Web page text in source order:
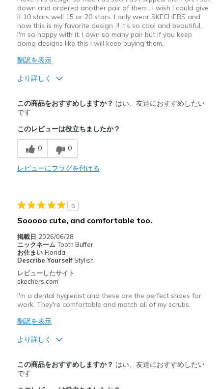
down and ordered another pair of them . I wish I could give
it 10 stars well 15 or 20 stars. I only wear SKECHERS and
now this is my favorite design .!! it's so cool and beautiful,
I'm so happy with it. I own so many pair but if you keep
doing designs like this I will keep buying them..
翻訳を表示
より詳しく
Attractive Design
Comfortable
Durable
Stylish
Casual Wear
EVERYWHERE
Going Out
Special Occasions
Travel
Width
Feels true to width
View On Shoes
この商品をおすすめしますか？ はい、友達におすすめしたい
です
このレビューは役立ちましたか？
0 0
レビューにフラグを付ける
5
Sooooo cute, and comfortable too.
掲載日 2026/06/28
ニックネーム Tooth Buffer
お住まい Florida
Describe Yourself Stylish
レビューしたサイト
skechers.com
I'm a dental hygienist and these are the perfect shoes for
work. They're comfortable and match all of my scrubs.
翻訳を表示
より詳しく
Attractive Design
この商品をおすすめしますか？ はい、友達におすすめしたい
です